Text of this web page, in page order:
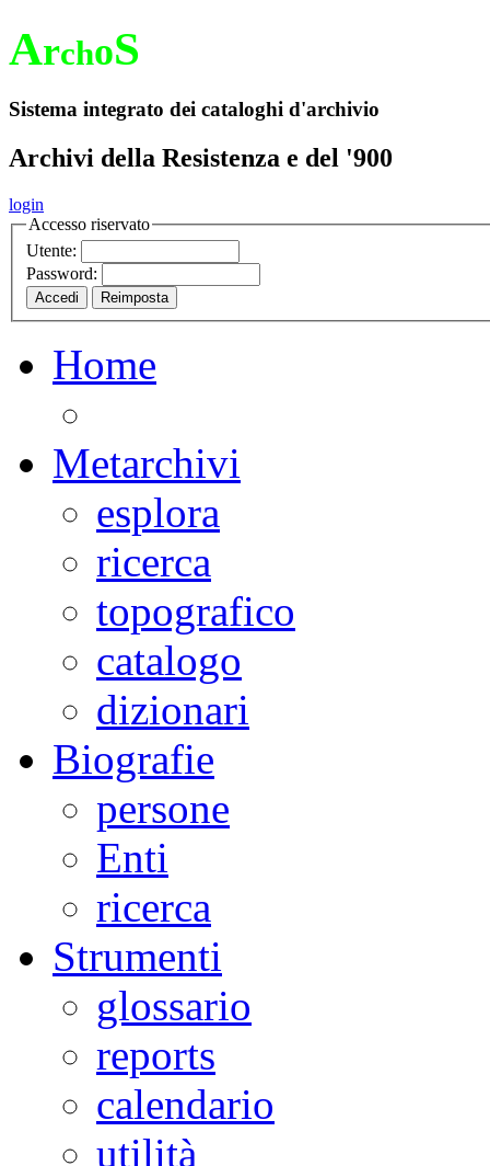
ArchoS
Sistema integrato dei cataloghi d'archivio
Archivi della Resistenza e del '900
login
Accesso riservato
Utente:
Password:
Home
Metarchivi
esplora
ricerca
topografico
catalogo
dizionari
Biografie
persone
Enti
ricerca
Strumenti
glossario
reports
calendario
utilità